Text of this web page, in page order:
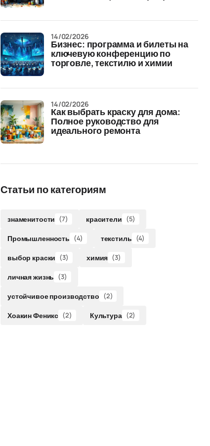
Бизнес: программа и билеты на
ключевую конференцию по
торговле, текстилю и химии
14/02/2026
Как выбрать краску для дома:
Полное руководство для
идеального ремонта
14/02/2026
Статьи по категориям
знаменитости (7) красители (5)
Промышленность (4) текстиль (4)
выбор краски (3) химия (3)
личная жизнь (3)
устойчивое производство (2)
Хоакин Феникс (2) Культура (2)